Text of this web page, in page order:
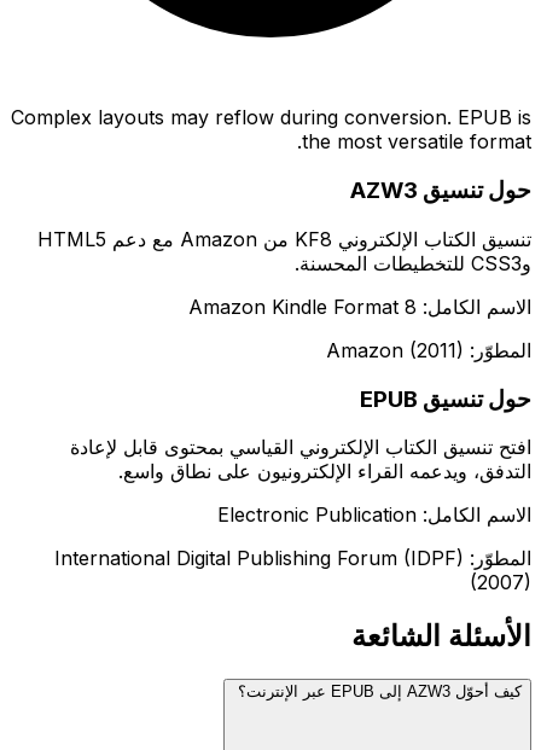
Complex layouts may reflow during conversion. EPUB is
the most versatile format.
حول تنسيق AZW3
تنسيق الكتاب الإلكتروني KF8 من Amazon مع دعم HTML5
وCSS3 للتخطيطات المحسنة.
الاسم الكامل: Amazon Kindle Format 8
المطوّر: Amazon (2011)
حول تنسيق EPUB
افتح تنسيق الكتاب الإلكتروني القياسي بمحتوى قابل لإعادة
التدفق، ويدعمه القراء الإلكترونيون على نطاق واسع.
الاسم الكامل: Electronic Publication
المطوّر: International Digital Publishing Forum (IDPF)
(2007)
الأسئلة الشائعة
كيف أحوّل AZW3 إلى EPUB عبر الإنترنت؟